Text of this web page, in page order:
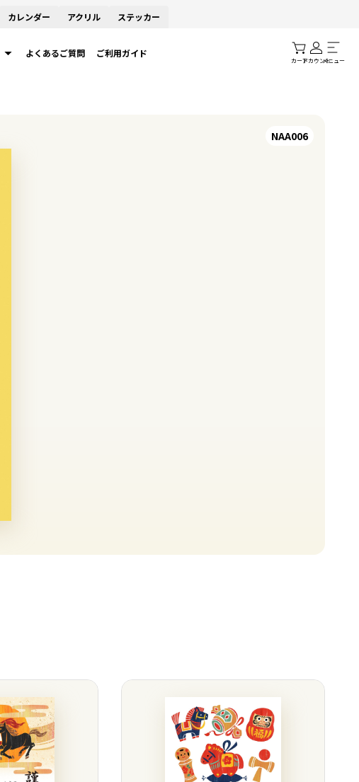
カレンダー アクリル ステッカー
よくあるご質問 ご利用ガイド
カートアカウントメニュー
NAA006